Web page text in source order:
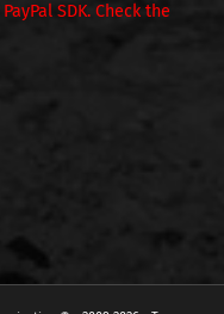
SDK. Check the